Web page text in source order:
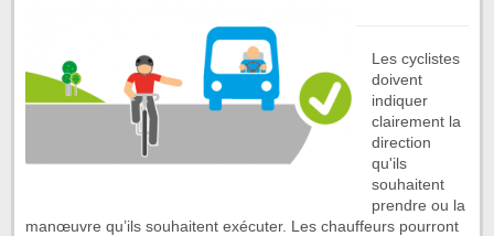
Les cyclistes
doivent
indiquer
clairement la
direction
qu'ils
souhaitent
prendre ou la
manœuvre qu’ils souhaitent exécuter. Les chauffeurs pourront